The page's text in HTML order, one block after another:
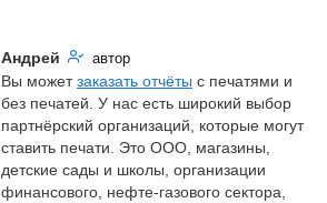
Андрей автор
Вы может заказать отчёты с печатями и
без печатей. У нас есть широкий выбор
партнёрский организаций, которые могут
ставить печати. Это ООО, магазины,
детские сады и школы, организации
финансового, нефте-газового сектора,